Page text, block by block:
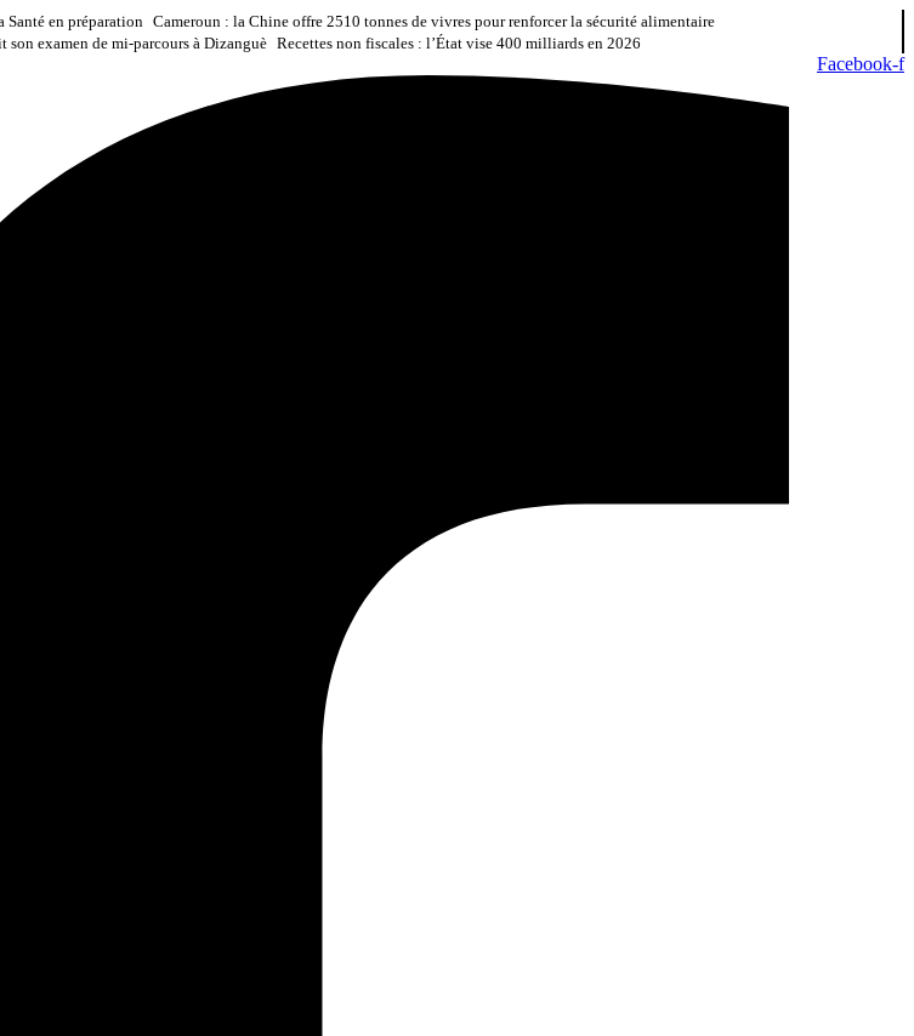
Santé en préparation Cameroun : la Chine offre 2510 tonnes de vivres pour renforcer la sécurité alimentaire
examen de mi-parcours à Dizanguè Recettes non fiscales : l’État vise 400 milliards en 2026
Facebook-f